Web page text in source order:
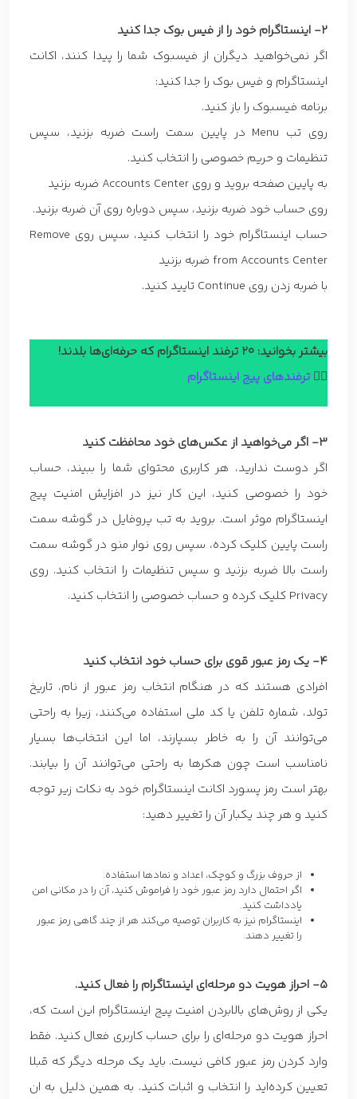
2- اینستاگرام خود را از فیس بوک جدا کنید
اگر نمی‌خواهید دیگران از فیسبوک شما را پیدا کنند، اکانت
اینستاگرام و فیس بوک را جدا کنید:
برنامه فیسبوک را باز کنید.
روی تب Menu در پایین سمت راست ضربه بزنید، سپس
تنظیمات و حریم خصوصی را انتخاب کنید.
به پایین صفحه بروید و روی Accounts Center ضربه بزنید
روی حساب خود ضربه بزنید، سپس دوباره روی آن ضربه بزنید.
حساب اینستاگرام خود را انتخاب کنید، سپس روی Remove
from Accounts Center ضربه بزنید
با ضربه زدن روی Continue تایید کنید.
بیشتر بخوانید: 20 ترفند اینستاگرام که حرفه‌ای‌ها بلدند!
👈🏼 ترفندهای پیج اینستاگرام
3- اگر می‌خواهید از عکس‌های خود محافظت کنید
اگر دوست ندارید، هر کاربری محتوای شما را ببیند، حساب
خود را خصوصی کنید، این کار نیز در افزایش امنیت پیج
اینستاگرام موثر است. بروید به تب پروفایل در گوشه سمت
راست پایین کلیک کرده، سپس روی نوار منو در گوشه سمت
راست بالا ضربه بزنید و سپس تنظیمات را انتخاب کنید. روی
Privacy کلیک کرده و حساب خصوصی را انتخاب کنید.
4- یک رمز عبور قوی برای حساب خود انتخاب کنید
افرادی هستند که در هنگام انتخاب رمز عبور از نام، تاریخ
تولد، شماره تلفن یا کد ملی استفاده می‌کنند، زیرا به راحتی
می‌توانند آن را به خاطر بسپارند، اما این انتخاب‌ها بسیار
نامناسب است چون هکرها به راحتی می‌توانند آن را بیابند.
بهتر است رمز پسورد اکانت اینستاگرام خود به نکات زیر توجه
کنید و هر چند یکبار آن را تغییر دهید:
از حروف بزرگ و کوچک، اعداد و نمادها استفاده.
اگر احتمال دارد رمز عبور خود را فراموش کنید، آن را در مکانی امن
یادداشت کنید.
اینستاگرام نیز به کاربران توصیه می‌کند هر از چند گاهی رمز عبور
را تغییر دهند.
5- احراز هویت دو مرحله‌ای اینستاگرام را فعال کنید.
یکی از روش‌های بالابردن امنیت پیج اینستاگرام این است که،
احراز هویت دو مرحله‌ای را برای حساب کاربری فعال کنید. فقط
وارد کردن رمز عبور کافی نیست. باید یک مرحله دیگر که قبلا
تعیین کرده‌اید را انتخاب و اثبات کنید. به همین دلیل به ان